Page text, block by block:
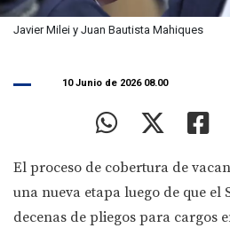
Javier Milei y Juan Bautista Mahiques
10 Junio de 2026 08.00
El proceso de cobertura de
una nueva etapa luego de que el
decenas de pliegos para cargos